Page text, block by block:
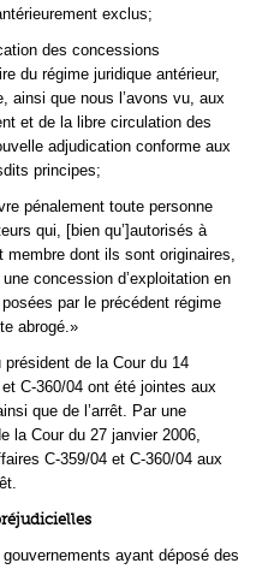
exclus;
des concessions
du régime juridique antérieur,
ainsi que nous l’avons vu, aux
et de la libre circulation des
adjudication conforme aux
principes;
pénalement toute personne
qui, [bien qu’]autorisés à
membre dont ils sont originaires,
concession d’exploitation en
par le précédent régime
abrogé.»
de la Cour du 14
C‑360/04 ont été jointes aux
que de l’arrêt. Par une
la Cour du 27 janvier 2006,
C‑359/04 et C‑360/04 aux
ayant déposé des